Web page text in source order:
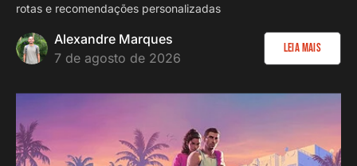
rotas e recomendações personalizadas
Alexandre Marques
7 de agosto de 2026
Leia Mais